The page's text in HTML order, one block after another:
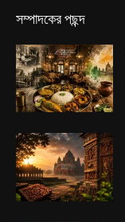
সম্পাদকের পছন্দ